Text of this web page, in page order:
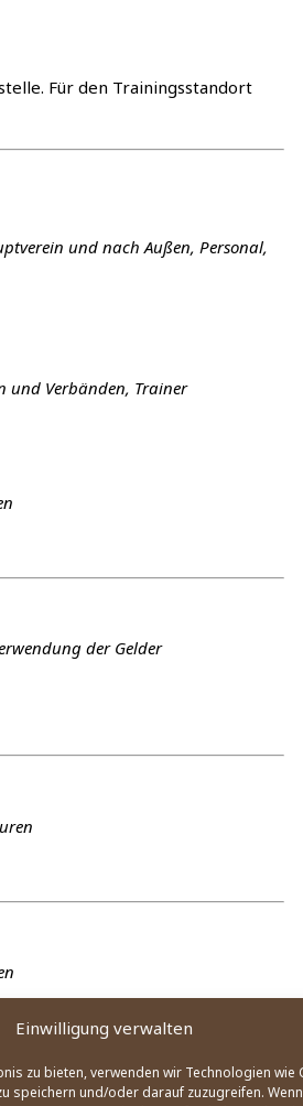
Einwilligung verwalten
zu bieten, verwenden wir Technologien wie
speichern und/oder darauf zuzugreifen.
Für den Trai­nings­stand­ort
und nach Außen, Per­so­nal,
und Ver­bän­den, Trainer
der Gelder